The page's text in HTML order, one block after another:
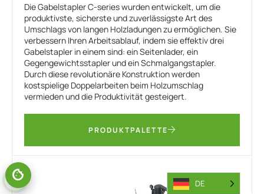
Die Gabelstapler C-series wurden entwickelt, um die
produktivste, sicherste und zuverlässigste Art des
Umschlags von langen Holzladungen zu ermöglichen. Sie
verbessern Ihren Arbeitsablauf, indem sie effektiv drei
Gabelstapler in einem sind: ein Seitenlader, ein
Gegengewichtsstapler und ein Schmalgangstapler.
Durch diese revolutionäre Konstruktion werden
kostspielige Doppelarbeiten beim Holzumschlag
vermieden und die Produktivität gesteigert.
PRODUKTPALETTE
DE